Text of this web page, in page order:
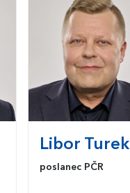
Libor Turek
poslanec PČR